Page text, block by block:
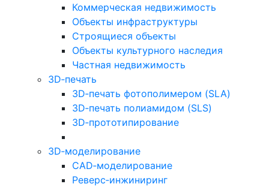
Коммерческая недвижимость
Объекты инфраструктуры
Строящиеся объекты
Объекты культурного наследия
Частная недвижимость
3D‑печать
3D‑печать фотополимером (SLA)
3D‑печать полиамидом (SLS)
3D‑прототипирование
3D‑моделирование
CAD‑моделирование
Реверс‑инжиниринг